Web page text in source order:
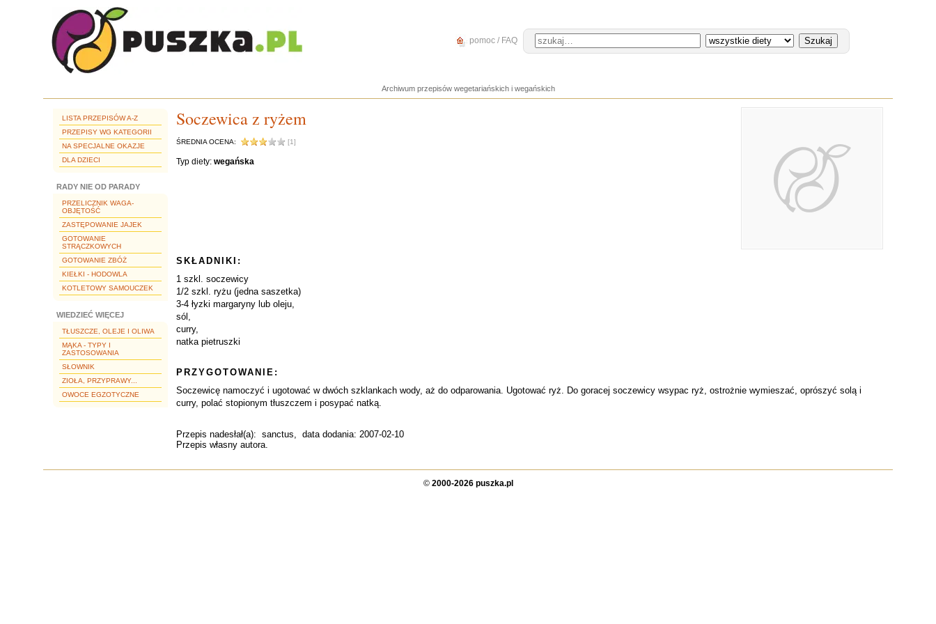
pomoc / FAQ
Archiwum przepisów wegetariańskich i wegańskich
LISTA PRZEPISÓW A-Z
PRZEPISY WG KATEGORII
NA SPECJALNE OKAZJE
DLA DZIECI
RADY NIE OD PARADY
PRZELICZNIK WAGA-
OBJĘTOŚĆ
ZASTĘPOWANIE JAJEK
GOTOWANIE
STRĄCZKOWYCH
GOTOWANIE ZBÓŻ
KIEŁKI - HODOWLA
KOTLETOWY SAMOUCZEK
WIEDZIEĆ WIĘCEJ
TŁUSZCZE, OLEJE I OLIWA
MĄKA - TYPY I
ZASTOSOWANIA
SŁOWNIK
ZIOŁA, PRZYPRAWY...
OWOCE EGZOTYCZNE
Soczewica z ryżem
ŚREDNIA OCENA: [1]
Typ diety: wegańska
SKŁADNIKI:
1 szkl. soczewicy
1/2 szkl. ryżu (jedna saszetka)
3-4 łyzki margaryny lub oleju,
sól,
curry,
natka pietruszki
PRZYGOTOWANIE:
Soczewicę namoczyć i ugotować w dwóch szklankach wody, aż do odparowania. Ugotować ryż. Do goracej soczewicy wsypac ryż, ostrożnie wymieszać, oprószyć solą i
curry, polać stopionym tłuszczem i posypać natką.
Przepis nadesłał(a): sanctus, data dodania: 2007-02-10
Przepis własny autora.
© 2000-2026 puszka.pl